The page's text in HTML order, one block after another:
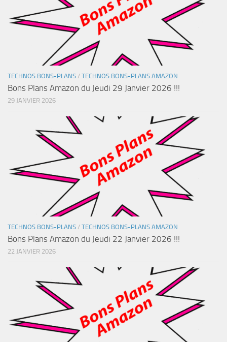
TECHNOS BONS-PLANS / TECHNOS BONS-PLANS AMAZON
Bons Plans Amazon du Jeudi 29 Janvier 2026 !!!
29 JANVIER 2026
TECHNOS BONS-PLANS / TECHNOS BONS-PLANS AMAZON
Bons Plans Amazon du Jeudi 22 Janvier 2026 !!!
22 JANVIER 2026